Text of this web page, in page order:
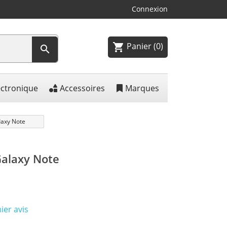
Connexion
 shopping_cart Panier(0)
Accessoires Marques
Note
Note
avis